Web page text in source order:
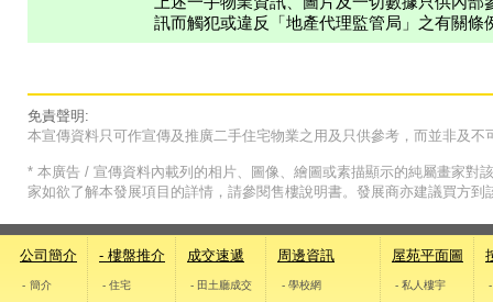
訊而觸犯或違反「地產代理監管局」之有關
免責聲明:
本宣傳資料只可作宣傳及推廣二手住宅物業之用及只供參考，而並非及
* 本廣告 / 宣傳資料內載列的相片、圖像、繪圖或素描顯示的純屬畫家對
家如欲了解本發展項目的詳情，請參閱售樓說明書。發展商亦建議買方
公司簡介
- 簡介
- 樓盤推介
- 住宅
成交速遞
- 田土廳成交
周邊資訊
- 學校網
屋苑平面圖
- 私人樓宇